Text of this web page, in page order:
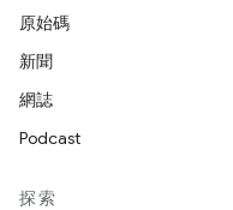
原始碼
新聞
網誌
Podcast
探索